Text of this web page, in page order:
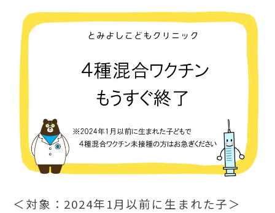
＜対象：2024年1月以前に生まれた子＞